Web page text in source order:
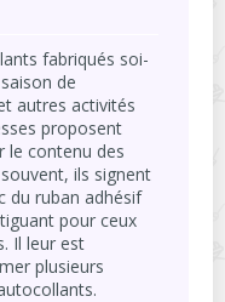
fabriqués soi-
de
autres activités
proposent
le contenu des
ils signent
du ruban adhésif
pour ceux
Il leur est
plusieurs